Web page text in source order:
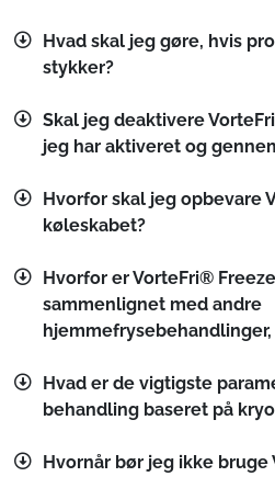
Hvad skal jeg gøre, hvis
stykker?
Skal jeg deaktivere
jeg har aktiveret og
Hvorfor skal jeg opbevare
køleskabet?
Hvorfor er VorteFri®
sammenlignet med andre
Hvad er de vigtigste
behandling baseret på
Hvornår bør jeg ikke